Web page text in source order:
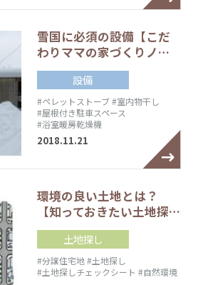
雪国に必須の設備【こだ
わりママの家づくりノ…
設備
#ペレットストーブ#室内物干し
#屋根付き駐車スペース
#浴室暖房乾燥機
2018.11.21
環境の良い土地とは？
【知っておきたい土地探…
土地探し
#分譲住宅地#土地探し
#土地探しチェックシート #自然環境